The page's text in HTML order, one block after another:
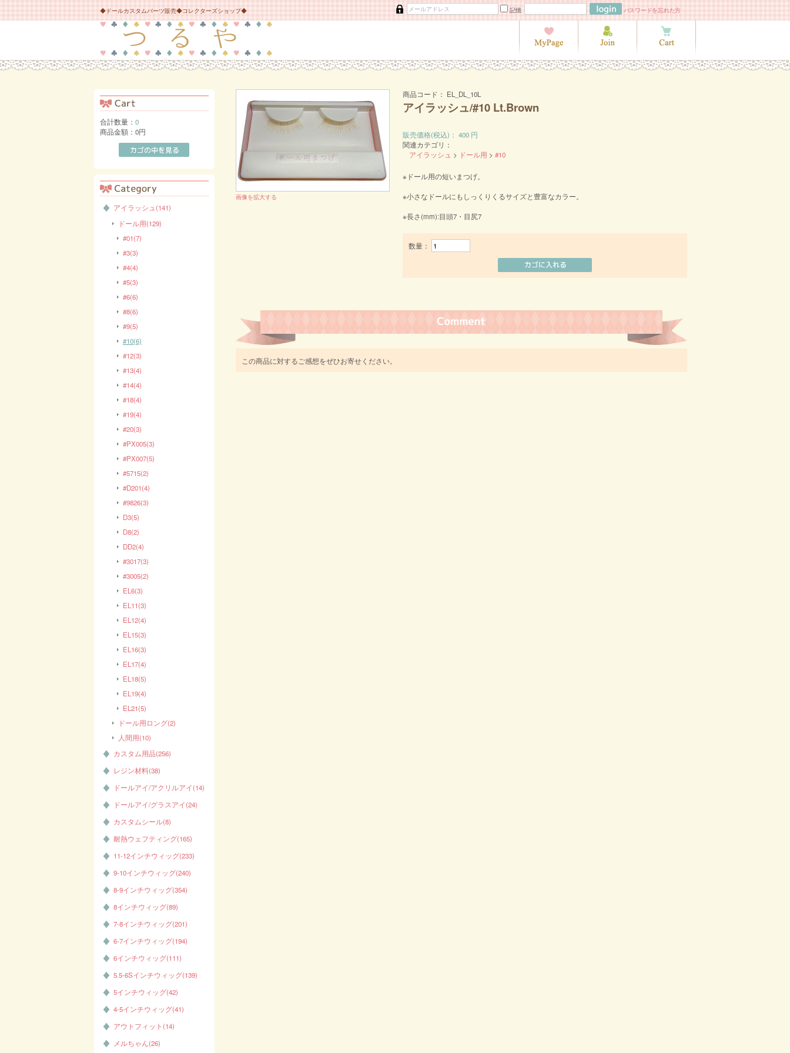
◆ドールカスタムパーツ販売◆コレクターズショップ◆ 記憶 パスワードを忘れた方
合計数量： 0
商品金額： 0円
アイラッシュ(141)
ドール用(129)
#01(7)
#3(3)
#4(4)
#5(3)
#6(6)
#8(6)
#9(5)
#10(6)
#12(3)
#13(4)
#14(4)
#18(4)
#19(4)
#20(3)
#PX005(3)
#PX007(5)
#5715(2)
#D201(4)
#9826(3)
D3(5)
D8(2)
DD2(4)
#3017(3)
#3005(2)
EL6(3)
EL11(3)
EL12(4)
EL15(3)
EL16(3)
EL17(4)
EL18(5)
EL19(4)
EL21(5)
ドール用ロング(2)
人間用(10)
カスタム用品(256)
レジン材料(38)
ドールアイ/アクリルアイ(14)
ドールアイ/グラスアイ(24)
カスタムシール(8)
耐熱ウェフティング(165)
11-12インチウィッグ(233)
9-10インチウィッグ(240)
8-9インチウィッグ(354)
8インチウィッグ(89)
7-8インチウィッグ(201)
6-7インチウィッグ(194)
6インチウィッグ(111)
5.5-6Sインチウィッグ(139)
5インチウィッグ(42)
4-5インチウィッグ(41)
アウトフィット(14)
メルちゃん(26)
画像を拡大する
商品コード： EL_DL_10L
アイラッシュ/#10 Lt.Brown
販売価格(税込)： 400円
関連カテゴリ：
アイラッシュ > ドール用 >#10
※ドール用の短いまつげ。
※小さなドールにもしっくりくるサイズと豊富なカラー。
※長さ(mm):目頭7・目尻7
数量：
この商品に対するご感想をぜひお寄せください。